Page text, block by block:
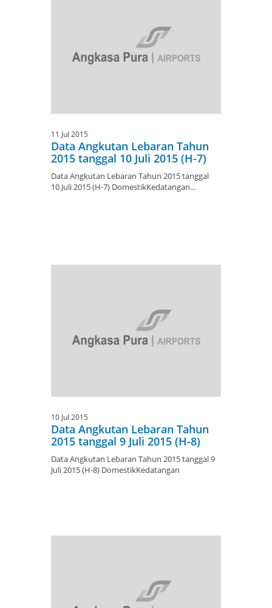
11 Jul 2015
Data Angkutan Lebaran Tahun
2015 tanggal 10 Juli 2015 (H-7)
Data Angkutan Lebaran Tahun 2015 tanggal
10 Juli 2015 (H-7) DomestikKedatangan...
10 Jul 2015
Data Angkutan Lebaran Tahun
2015 tanggal 9 Juli 2015 (H-8)
Data Angkutan Lebaran Tahun 2015 tanggal 9
Juli 2015 (H-8) DomestikKedatangan